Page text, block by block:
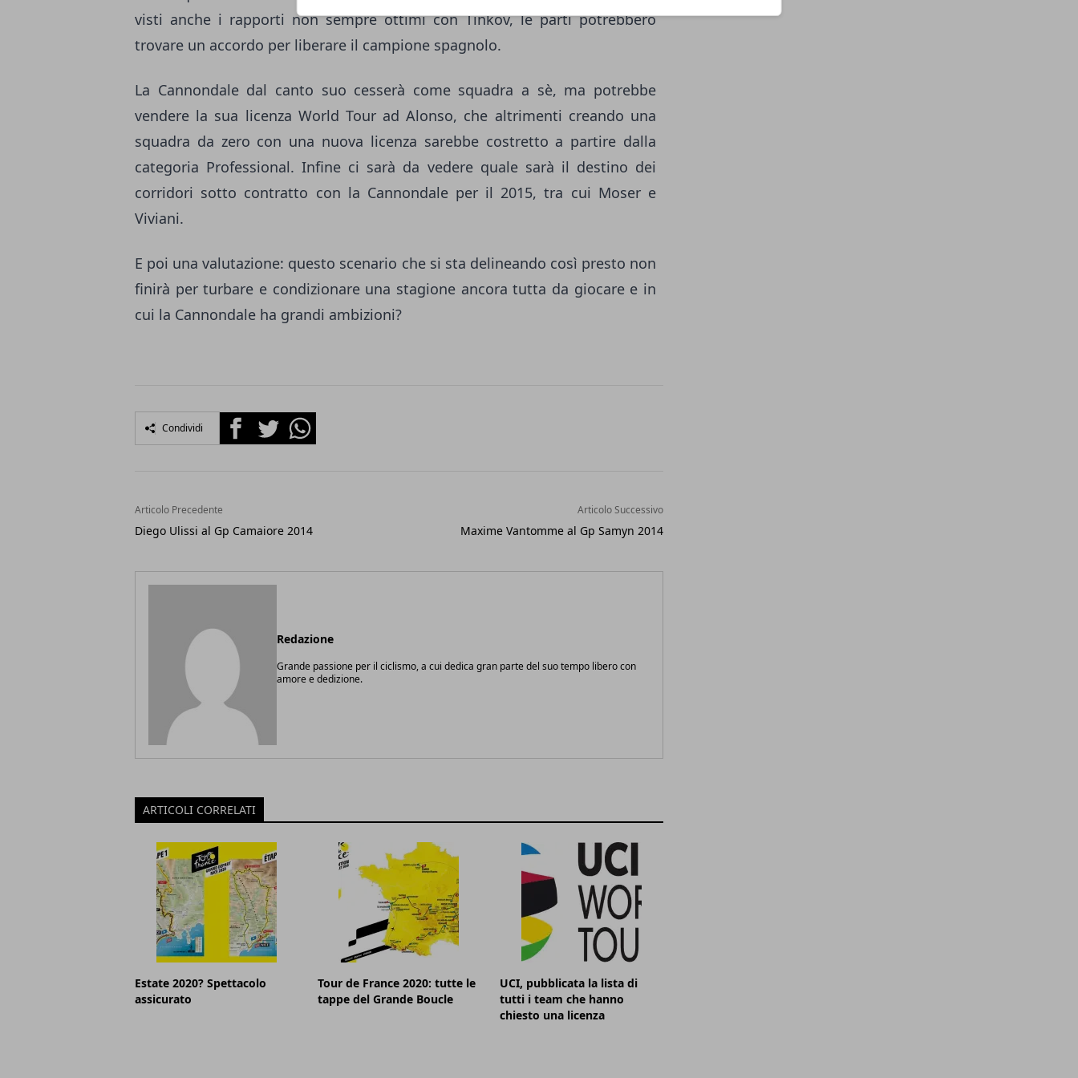
visti anche i rapporti non sempre ottimi con Tinkov, le parti potrebbero
trovare un accordo per liberare il campione spagnolo.
La Cannondale dal canto suo cesserà come squadra a sè, ma potrebbe
vendere la sua licenza World Tour ad Alonso, che altrimenti creando una
squadra da zero con una nuova licenza sarebbe costretto a partire dalla
categoria Professional. Infine ci sarà da vedere quale sarà il destino dei
corridori sotto contratto con la Cannondale per il 2015, tra cui Moser e
Viviani.
E poi una valutazione: questo scenario che si sta delineando così presto non
finirà per turbare e condizionare una stagione ancora tutta da giocare e in
cui la Cannondale ha grandi ambizioni?
Condividi FacebookTwitterWhatsapp
Articolo Precedente
Diego Ulissi al Gp Camaiore 2014
Articolo Successivo
Maxime Vantomme al Gp Samyn 2014
Redazione
Grande passione per il ciclismo, a cui dedica gran parte del suo tempo libero con
amore e dedizione.
ARTICOLI CORRELATI
Estate 2020? Spettacolo
assicurato
Tour de France 2020: tutte le
tappe del Grande Boucle
UCI, pubblicata la lista di
tutti i team che hanno
chiesto una licenza